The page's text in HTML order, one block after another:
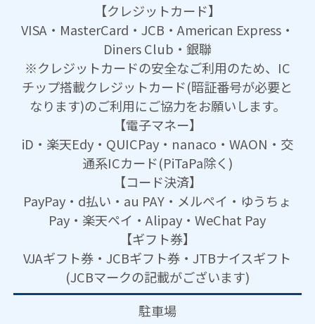
【クレジットカード】
VISA・MasterCard・JCB・American Express・
Diners Club・銀聯
※クレジットカードの安全なご利用のため、IC
チップ搭載クレジットカード(暗証番号が必要と
なります)のご利用にご協力をお願いします。
【電子マネー】
iD・楽天Edy・QUICPay・nanaco・WAON・交
通系ICカード(PiTaPa除く)
【コード決済】
PayPay・d払い・au PAY・メルペイ・ゆうちょ
Pay・楽天ペイ・Alipay・WeChat Pay
【ギフト券】
VJAギフト券・JCBギフト券・JTBナイスギフト
(JCBマークの記載がございます)
駐車場